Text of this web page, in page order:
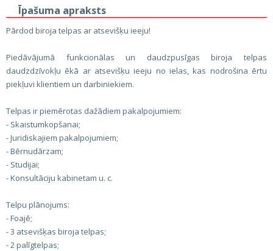
Īpašuma apraksts
Pārdod biroja telpas ar atsevišķu ieeju!
Piedāvājumā funkcionālas un daudzpusīgas biroja telpas
daudzdzīvokļu ēkā ar atsevišķu ieeju no ielas, kas nodrošina ērtu
piekļuvi klientiem un darbiniekiem.
Telpas ir piemērotas dažādiem pakalpojumiem:
- Skaistumkopšanai;
- Juridiskajiem pakalpojumiem;
- Bērnudārzam;
- Studijai;
- Konsultāciju kabinetam u. c.
Telpu plānojums:
- Foajē;
- 3 atsevišķas biroja telpas;
- 2 palīgtelpas;